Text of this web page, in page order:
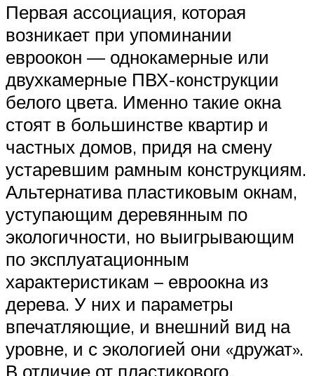
Первая ассоциация, которая
возникает при упоминании
евроокон — однокамерные или
двухкамерные ПВХ-конструкции
белого цвета. Именно такие окна
стоят в большинстве квартир и
частных домов, придя на смену
устаревшим рамным конструкциям.
Альтернатива пластиковым окнам,
уступающим деревянным по
экологичности, но выигрывающим
по эксплуатационным
характеристикам – евроокна из
дерева. У них и параметры
впечатляющие, и внешний вид на
уровне, и с экологией они «дружат».
В отличие от пластикового,